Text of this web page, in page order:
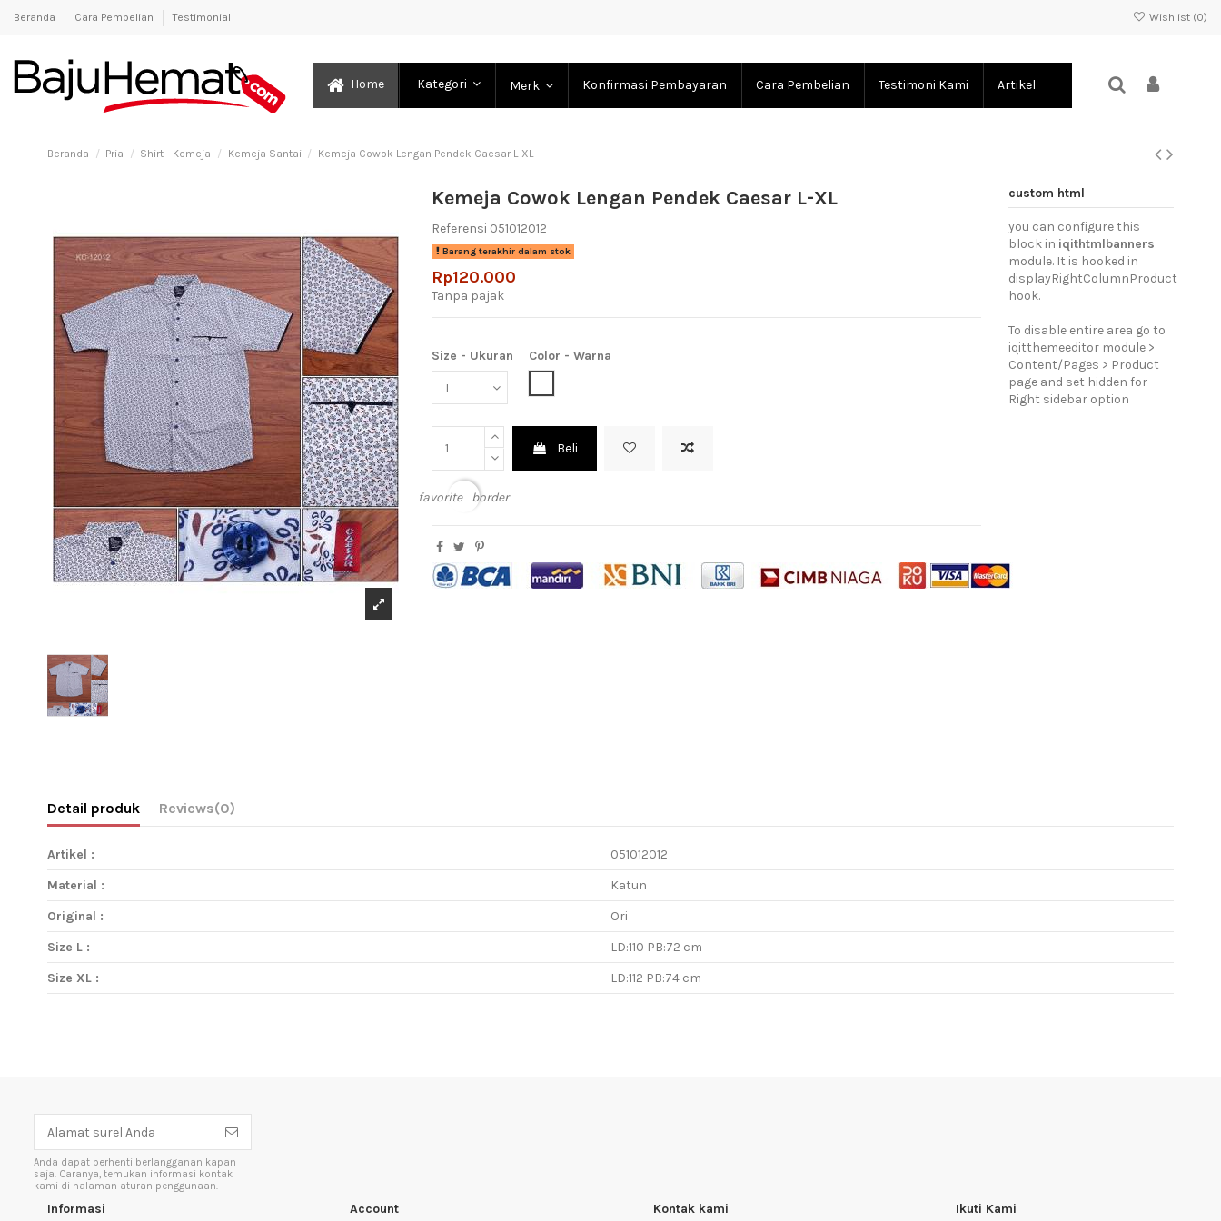
Beranda Cara Pembelian Testimonial Wishlist (0)
Home Kategori Merk Konfirmasi Pembayaran Cara Pembelian Testimoni Kami Artikel
Beranda Pria Shirt - Kemeja Kemeja Santai Kemeja Cowok Lengan Pendek Caesar L-XL
Kemeja Cowok Lengan Pendek Caesar L-XL
Referensi 051012012
Barang terakhir dalam stok
Rp120.000
Tanpa pajak
Size - Ukuran
Color - Warna
Beli
favorite_border
custom html
you can configure this
block in iqithtmlbanners
module. It is hooked in
displayRightColumnProduct
hook.
To disable entire area go to
iqitthemeeditor module >
Content/Pages > Product
page and set hidden for
Right sidebar option
Detail produk Reviews(0)
Artikel :
051012012
Material :
Katun
Original :
Ori
Size L :
LD:110 PB:72 cm
Size XL :
LD:112 PB:74 cm
Anda dapat berhenti berlangganan kapan
saja. Caranya, temukan informasi kontak
kami di halaman aturan penggunaan.
Informasi Account Kontak kami Ikuti Kami